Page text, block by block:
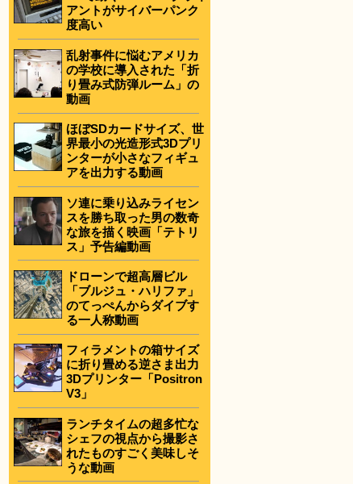
アントがサイバーパンク
度高い
乱射事件に悩むアメリカ
の学校に導入された「折
り畳み式防弾ルーム」の
動画
ほぼSDカードサイズ、世
界最小の光造形式3Dプリ
ンターが小さなフィギュ
アを出力する動画
ソ連に乗り込みライセン
スを勝ち取った男の数奇
な旅を描く映画「テトリ
ス」予告編動画
ドローンで超高層ビル
「ブルジュ・ハリファ」
のてっぺんからダイブす
る一人称動画
フィラメントの箱サイズ
に折り畳める逆さま出力
3Dプリンター「Positron
V3」
ランチタイムの超多忙な
シェフの視点から撮影さ
れたものすごく美味しそ
うな動画